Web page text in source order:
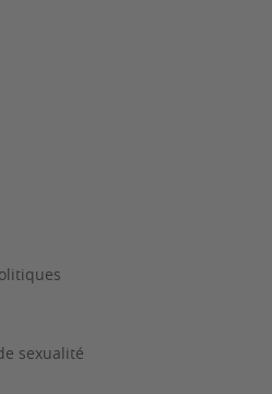
sexualité